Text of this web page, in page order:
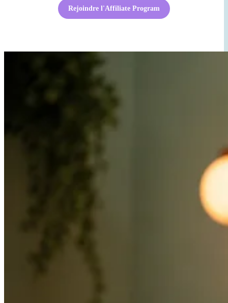
Rejoindre l'Affiliate Program